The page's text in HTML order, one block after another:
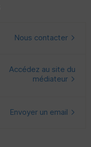
Nous contacter
Accédez au site du
médiateur
Envoyer un email